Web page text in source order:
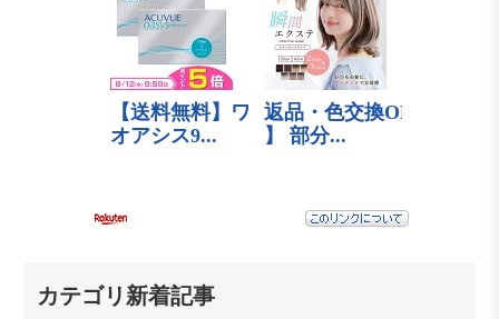
カテゴリ新着記事